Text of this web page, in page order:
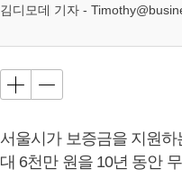
김디모데 기자 -
서울시가 보증금을 지원
대 6천만 원을 10년 동안